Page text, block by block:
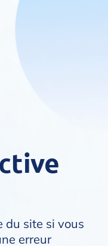
du site si vous
erreur